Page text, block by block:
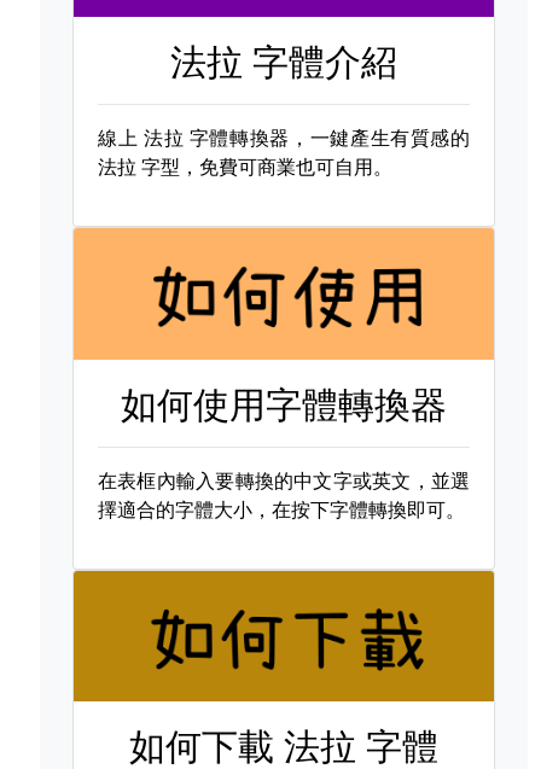
法拉 字體介紹
線上 法拉 字體轉換器，一鍵產生有質感的
法拉 字型，免費可商業也可自用。
如何使用字體轉換器
在表框內輸入要轉換的中文字或英文，並選
擇適合的字體大小，在按下字體轉換即可。
如何下載法拉 字體